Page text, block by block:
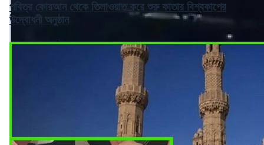
পবিত্র কোরআন থেকে তিলাওয়াত করে শুরু কাতার বিশ্বকাপের
উদ্বোধনী অনুষ্ঠান